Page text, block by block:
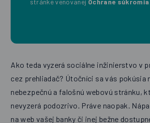
stránke venovanej Ochrane súkromia
Ako teda vyzerá sociálne inžinierstvo v
cez prehliadač? Útočníci sa vás pokúsia
nebezpečnú a falošnú webovú stránku,
nevyzerá podozrivo. Práve naopak.
na web vašej banky či inej bežne